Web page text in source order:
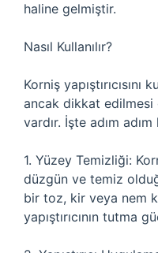
haline gelmiştir.
Nasıl Kullanılır?
Korniş
ancak dikkat edilmesi
vardır. İşte adım
1. Yüzey Temizliği:
düzgün ve temiz
bir toz, kir veya nem
yapıştırıcının tutma